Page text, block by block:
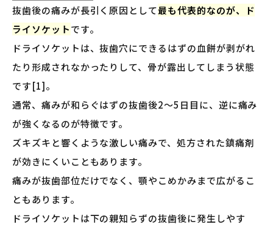
抜歯後の痛みが長引く原因として最も代表的なのが、ド
ライソケットです。
ドライソケットは、抜歯穴にできるはずの血餅が剥がれ
たり形成されなかったりして、骨が露出してしまう状態
です[1]。
通常、痛みが和らぐはずの抜歯後2〜5日目に、逆に痛み
が強くなるのが特徴です。
ズキズキと響くような激しい痛みで、処方された鎮痛剤
が効きにくいこともあります。
痛みが抜歯部位だけでなく、顎やこめかみまで広がるこ
ともあります。
ドライソケットは下の親知らずの抜歯後に発生しやす